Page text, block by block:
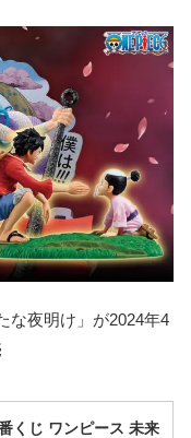
な夜明け」が2024年4
くじ ワンピース 未来